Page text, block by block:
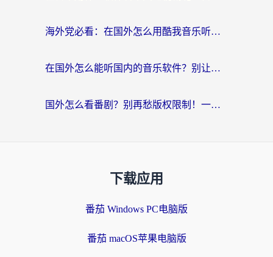
海外党必看：在国外怎么用酷我音乐听音乐？告别“地区不支持”的实用指南
在国外怎么能听国内的音乐软件？别让版权限制断了你的“中文歌单”
国外怎么看番剧？别再愁版权限制！一个工具解决所有回国追剧难题
下载应用
番茄 Windows PC电脑版
番茄 macOS苹果电脑版